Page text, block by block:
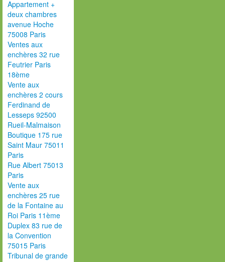
Appartement +
deux chambres
avenue Hoche
75008 Paris
Ventes aux
enchères 32 rue
Feutrier Paris
18ème
Vente aux
enchères 2 cours
Ferdinand de
Lesseps 92500
Rueil-Malmaison
Boutique 175 rue
Saint Maur 75011
Paris
Rue Albert 75013
Paris
Vente aux
enchères 25 rue
de la Fontaine au
Roi Paris 11ème
Duplex 83 rue de
la Convention
75015 Paris
Tribunal de grande